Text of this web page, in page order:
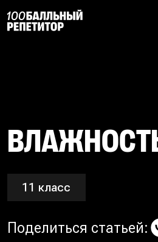
11 класс
Поделиться статьей: